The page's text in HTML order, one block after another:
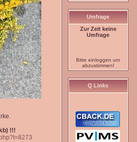
!!!
Umfrage
Zur Zeit keine
Umfrage
Bitte einloggen um
abzustimmen!
Q Links